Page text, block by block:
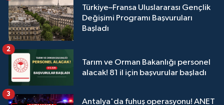
Türkiye–Fransa Uluslararası Gençlik
Değişimi Programı Başvuruları
Başladı
Tarım ve Orman Bakanlığı personel
alacak! 81 il için başvurular başladı
2
Antalya'da fuhuş operasyonu! ANET
3